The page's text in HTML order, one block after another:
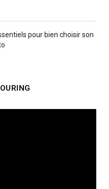
pour bien choisir son